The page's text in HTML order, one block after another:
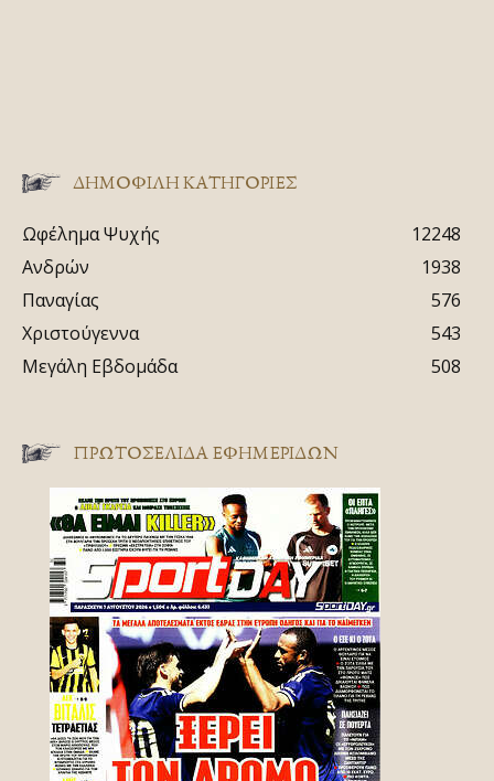
ΔΗΜΟΦΙΛΗ ΚΑΤΗΓΟΡΙΕΣ
Ωφέλημα Ψυχής
12248
Ανδρών
1938
Παναγίας
576
Χριστούγεννα
543
Μεγάλη Εβδομάδα
508
ΠΡΩΤΟΣΈΛΙΔΑ ΕΦΗΜΕΡΊΔΩΝ